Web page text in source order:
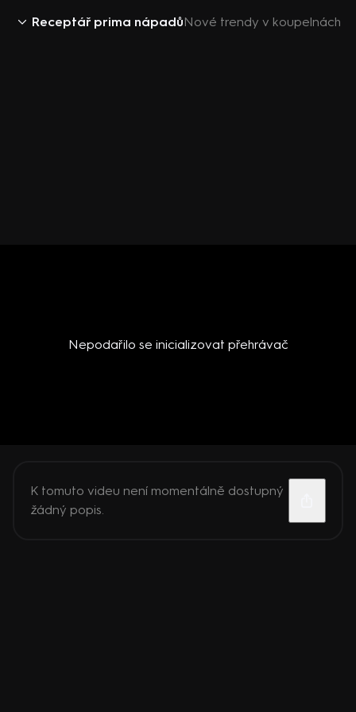
Receptář prima nápadůNové trendy v koupelnách
Nepodařilo se inicializovat přehrávač
K tomuto videu není momentálně dostupný
žádný popis.